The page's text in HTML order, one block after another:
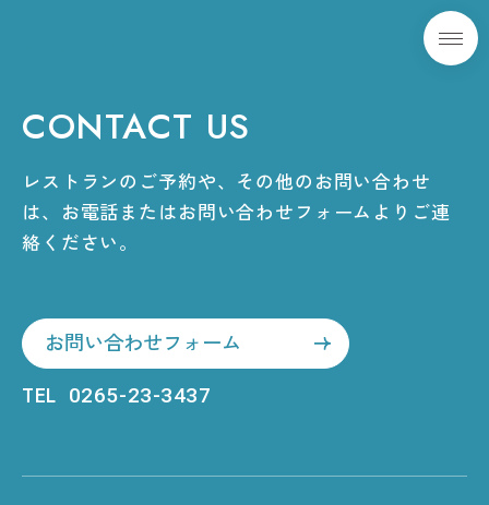
本文までスキップする
メ
CONTACT US
レストランのご予約や、その他のお問い合わせ
は、 お電話またはお問い合わせフォームよりご連
絡ください。
お問い合わせフォーム
TEL 0265-23-3437